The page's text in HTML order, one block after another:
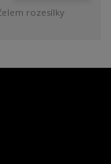
rozesílky